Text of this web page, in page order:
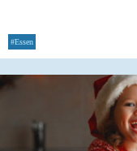
#Essen